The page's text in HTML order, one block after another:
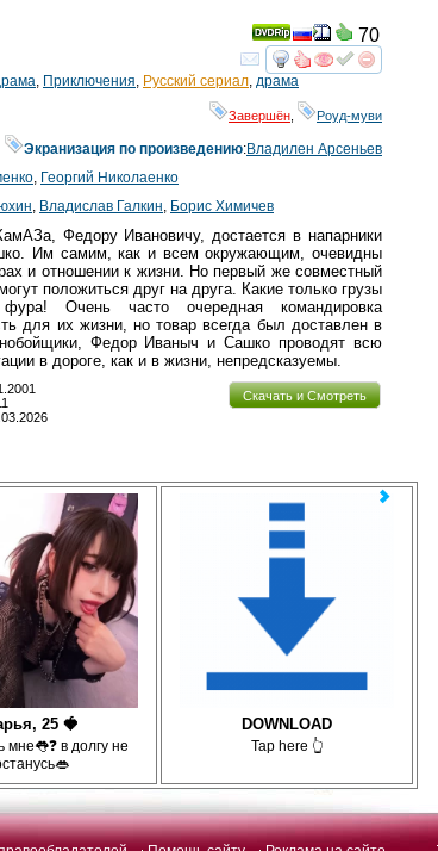
смотретьинтересует
70
Приключения Русский сериал драма
Завершён Роуд-муви
Экранизация по произведению:Владилен Арсеньев
Георгий Николаенко
Владислав Галкин Борис Химичев
Федору Ивановичу, достается в напарники
Им самим, как и всем окружающим, очевидны
и отношении к жизни. Но первый же совместный
положиться друг на друга. Какие только грузы
Очень часто очередная командировка
для их жизни, но товар всегда был доставлен в
Федор Иваныч и Сашко проводят всю
в дороге, как и в жизни, непредсказуемы.
Скачать и Смотреть
25 🍓
в долгу не
DOWNLOAD
Tap here 👆